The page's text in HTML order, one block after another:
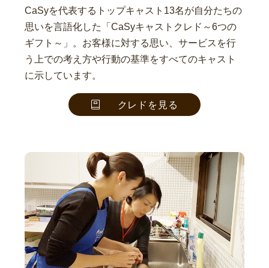
CaSyを代表するトップキャスト13名が自分たちの
思いを言語化した「CaSyキャストクレド～6つの
ギフト～」。お客様に対する思い、サービスを行
う上での考え方や行動の基準をすべてのキャスト
に示しています。
クレドを見る